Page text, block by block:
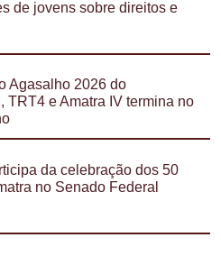
de jovens sobre direitos e
Agasalho 2026 do
TRT4 e Amatra IV termina no
da celebração dos 50
no Senado Federal